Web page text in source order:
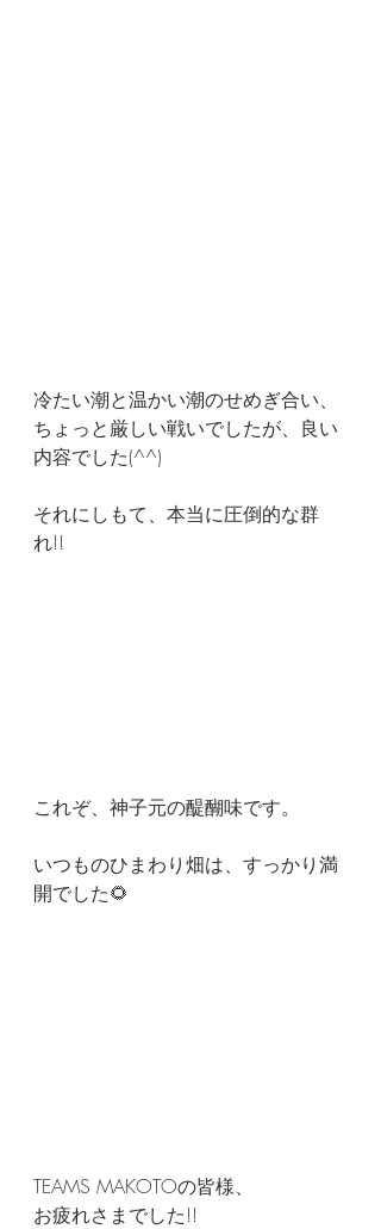
冷たい潮と温かい潮のせめぎ合い、
ちょっと厳しい戦いでしたが、良い
内容でした(^^)
それにしもて、本当に圧倒的な群
れ!!
これぞ、神子元の醍醐味です。
いつものひまわり畑は、すっかり満
開でした🌻
TEAMS MAKOTOの皆様、
お疲れさまでした!!